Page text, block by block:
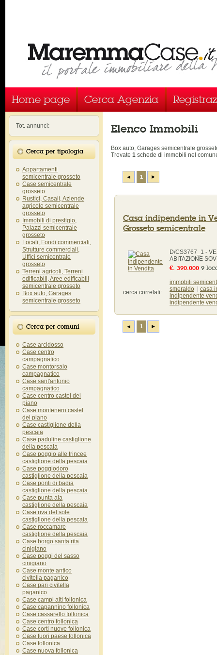
Home page Cerca Agenzia
Tot. annunci:
Cerca per tipologia
Appartamenti
semicentrale grosseto
Case semicentrale
grosseto
Rustici, Casali, Aziende
agricole semicentrale
grosseto
Immobili di prestigio,
Palazzi semicentrale
grosseto
Locali, Fondi commerciali,
Strutture commerciali,
Uffici semicentrale
grosseto
Terreni agricoli, Terreni
edificabili, Aree edificabili
semicentrale grosseto
Box auto, Garages
semicentrale grosseto
Cerca per comuni
Case arcidosso
Case centro
campagnatico
Case montorsaio
campagnatico
Case sant'antonio
campagnatico
Case centro castel del
piano
Case montenero castel
del piano
Case castiglione della
pescaia
Case paduline castiglione
della pescaia
Case poggio alle trincee
castiglione della pescaia
Case poggiodoro
castiglione della pescaia
Case ponti di badia
castiglione della pescaia
Case punta ala
castiglione della pescaia
Case riva del sole
castiglione della pescaia
Case roccamare
castiglione della pescaia
Case borgo santa rita
cinigiano
Case poggi del sasso
cinigiano
Case monte antico
civitella paganico
Case pari civitella
paganico
Case campi alti follonica
Case capannino follonica
Case cassarello follonica
Case centro follonica
Case corti nuove follonica
Case fuori paese follonica
Case follonica
Case nuova follonica
Elenco Immobili
Box auto, Garages semicentrale
Trovate 1 schede di immobili nel
◄ 1 ►
Casa indipendente in
Grosseto semicentrale
D/CS3767_1 -
ABITAZIONE
€. 390.000 9
cerca correlati:
immobili
smeraldo
casa
indipendente
indipendente
◄ 1 ►